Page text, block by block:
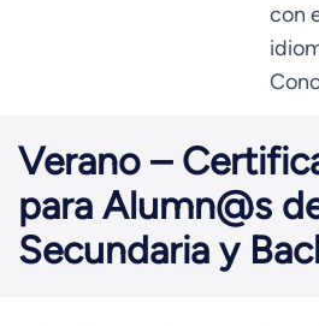
con
Verano –
para Alumn@s
Secundaria y